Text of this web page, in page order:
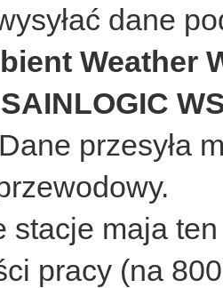
dane
Weather
SAINLOGIC
przesyła
stacje maja
pracy (na